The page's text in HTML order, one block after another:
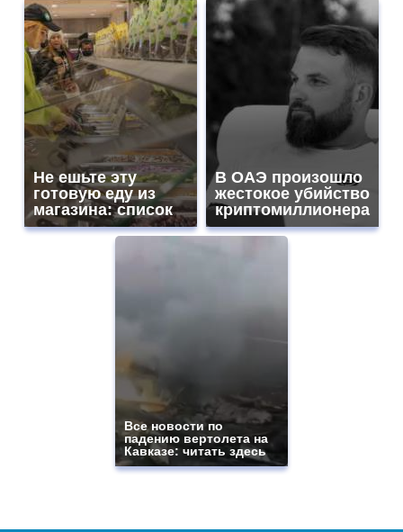
Не ешьте эту
готовую еду из
магазина: список
В ОАЭ произошло
жестокое убийство
криптомиллионера
Все новости по
падению вертолета на
Кавказе: читать здесь